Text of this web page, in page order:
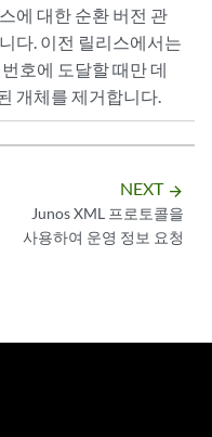
에 대한 순환 버전 관
다. 이전 릴리스에서는
호에 도달할 때만 데
개체를 제거합니다.
NEXT arrow_forward
Junos XML 프로토콜을
사용하여 운영 정보 요청